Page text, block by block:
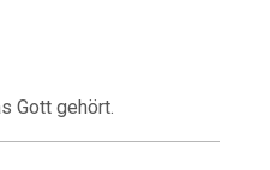
Gott gehört.